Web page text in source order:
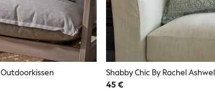
45 €